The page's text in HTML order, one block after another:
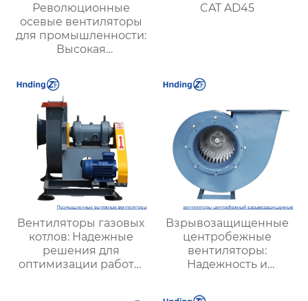
Революционные
осевые вентиляторы
для промышленности:
Высокая
мощные решения для
вентиляции
CAT AD45
Вентиляторы газовых
котлов: Надежные
решения для
оптимизации работы
Взрывозащищенные
центробежные
вентиляторы:
Надежность и